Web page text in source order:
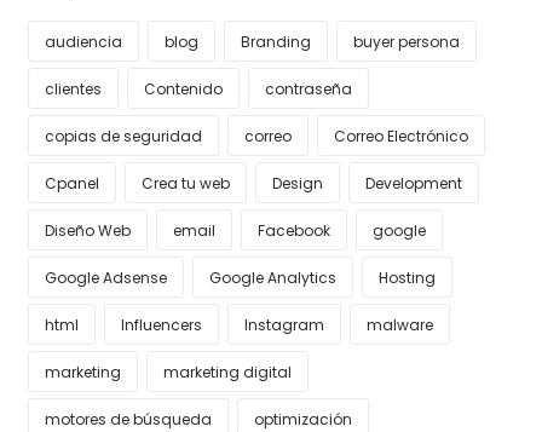
audiencia blog Branding buyer persona
clientes Contenido contraseña
copias de seguridad correo Correo Electrónico
Cpanel Crea tu web Design Development
Diseño Web email Facebook google
Google Adsense Google Analytics Hosting
html Influencers Instagram malware
marketing marketing digital
motores de búsqueda optimización